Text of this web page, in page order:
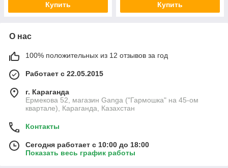
Купить Купить
О нас
100% положительных из 12 отзывов за год
Работает с 22.05.2015
г. Караганда
Ермекова 52, магазин Ganga ("Гармошка" на 45-ом
квартале), Караганда, Казахстан
Контакты
Сегодня работает с 10:00 до 18:00
Показать весь график работы